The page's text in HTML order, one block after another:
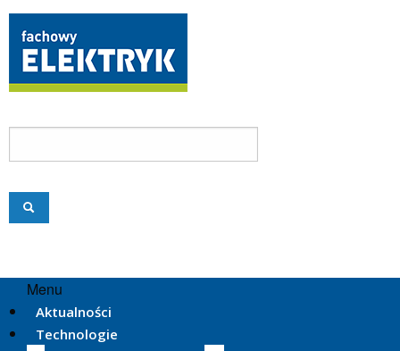
Menu
Aktualności
Technologie